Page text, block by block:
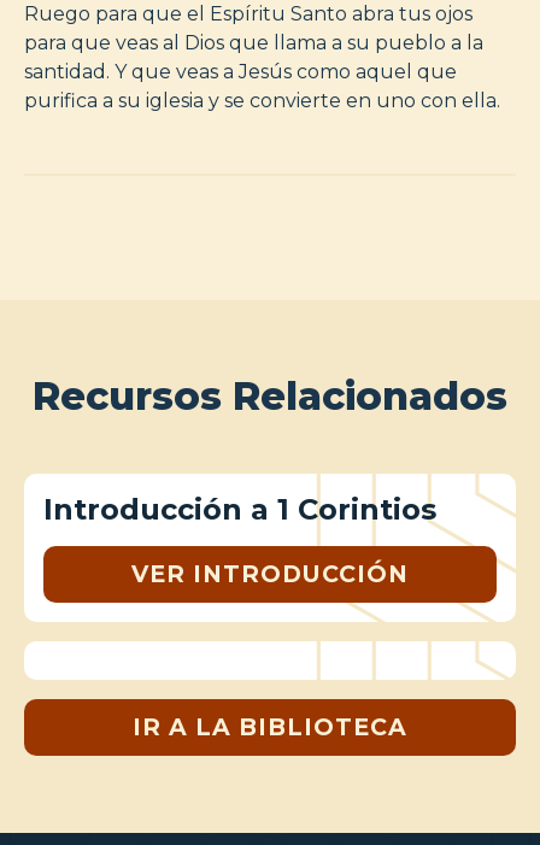
Ruego para que el Espíritu Santo abra tus ojos
para que veas al Dios que llama a su pueblo a la
santidad. Y que veas a Jesús como aquel que
purifica a su iglesia y se convierte en uno con ella.
Recursos Relacionados
Introducción a 1 Corintios
VER INTRODUCCIÓN
IR A LA BIBLIOTECA